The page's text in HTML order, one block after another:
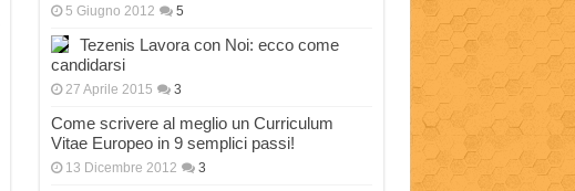
5 Giugno 2012 5
Tezenis Lavora con Noi: ecco come
candidarsi
27 Aprile 2015 3
Come scrivere al meglio un Curriculum
Vitae Europeo in 9 semplici passi!
13 Dicembre 2012 3